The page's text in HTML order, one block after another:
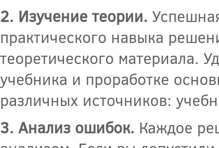
2. Изучение теории.
практического навыка
теоретического материала.
учебника и проработке
различных источников:
3. Анализ ошибок. Каждое